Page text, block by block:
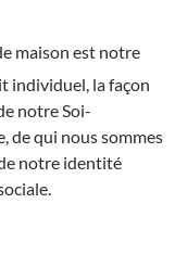
maison est notre
individuel, la façon
notre Soi-
de qui nous sommes
notre identité